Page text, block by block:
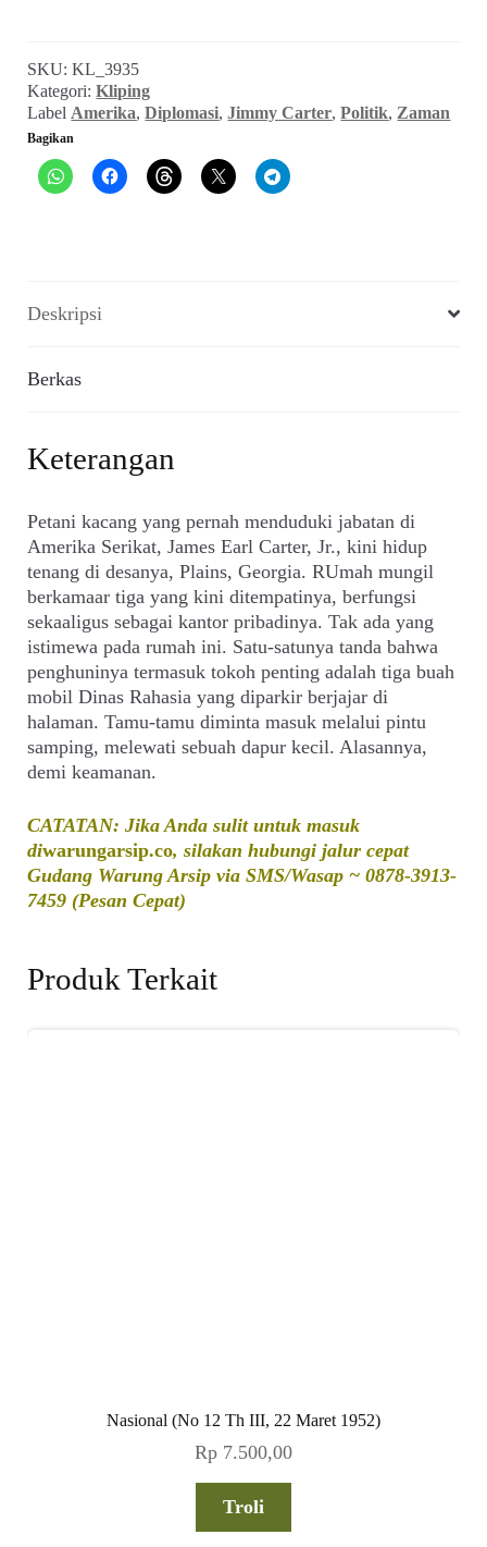
(Zaman,
Juni
1983)
SKU:KL_3935
Kategori:Kliping
LabelAmerika,Diplomasi,Jimmy Carter,Politik,Zaman
Bagikan
Deskripsi
Berkas
Keterangan
Petani kacang yang pernah menduduki jabatan di
Amerika Serikat, James Earl Carter, Jr., kini hidup
tenang di desanya, Plains, Georgia. RUmah mungil
berkamaar tiga yang kini ditempatinya, berfungsi
sekaaligus sebagai kantor pribadinya. Tak ada yang
istimewa pada rumah ini. Satu-satunya tanda bahwa
penghuninya termasuk tokoh penting adalah tiga buah
mobil Dinas Rahasia yang diparkir berjajar di
halaman. Tamu-tamu diminta masuk melalui pintu
samping, melewati sebuah dapur kecil. Alasannya,
demi keamanan.
CATATAN: Jika Anda sulit untuk masuk
diwarungarsip.co, silakan hubungi jalur cepat
Gudang Warung Arsip via SMS/Wasap ~ 0878-3913-
7459 (Pesan Cepat)
Produk Terkait
Nasional (No 12 Th III, 22 Maret 1952)
Rp 7.500,00
Troli